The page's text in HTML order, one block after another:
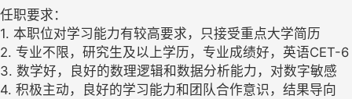
任职要求：
1. 本职位对学习能力有较高要求，只接受重点大学简历
2. 专业不限，研究生及以上学历，专业成绩好，英语CET-6
3. 数学好，良好的数理逻辑和数据分析能力，对数字敏感
4. 积极主动，良好的学习能力和团队合作意识，结果导向